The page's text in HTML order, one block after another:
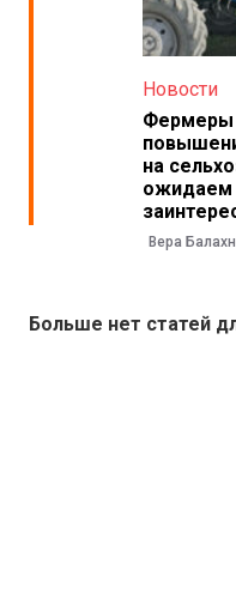
Новости
Фермеры
на
ожидаем
Вера
Больше нет статей